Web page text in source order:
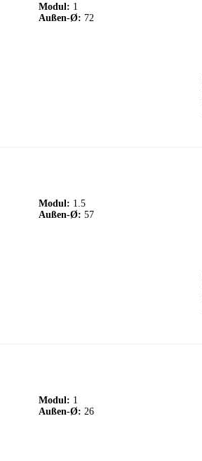
Modul: 1
Außen-Ø: 72
Modul: 1.5
Außen-Ø: 57
Modul: 1
Außen-Ø: 26